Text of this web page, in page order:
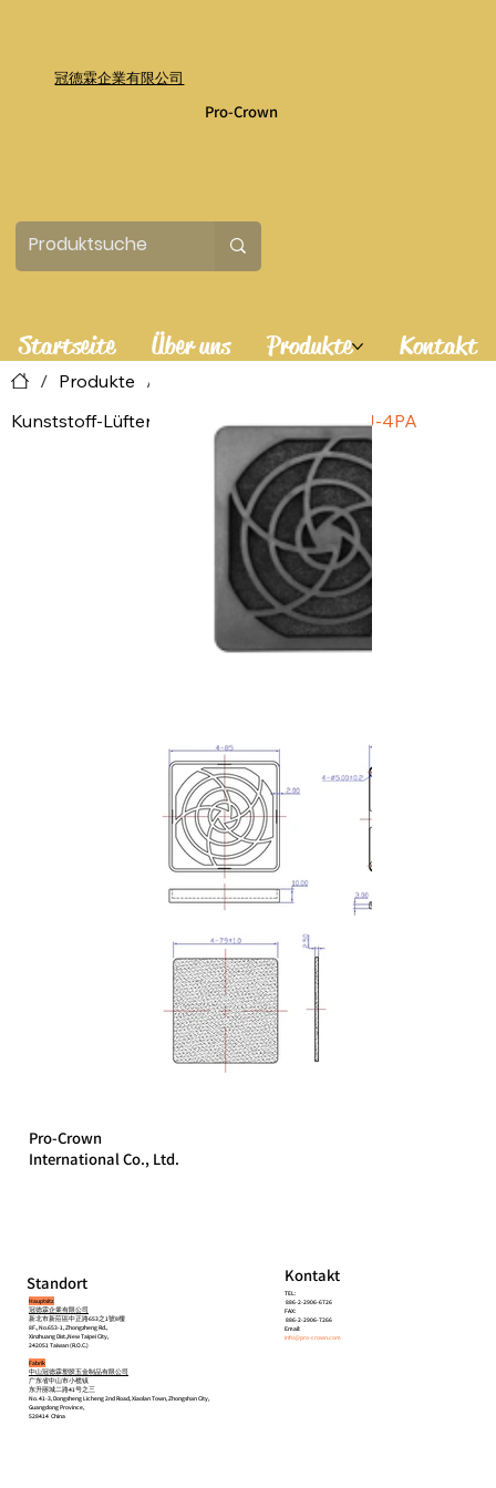
冠德霖企業有限公司
Pro-Crown
Startseite Über uns Produkte Kontakt
/ Produkte /
Kunststoff-Lüfterfilter-Baugruppen / P08J-4PA
Standort
Hauptsitz
冠德霖企業有限公司
新北市新莊區中正路653之1號8樓
8F., No.653-1, Zhongzheng Rd.,
Xinzhuang Dist.,New Taipei City,
242051 Taiwan (R.O.C.)
Fabrik
中山冠德霖塑胶五金制品有限公司
广东省中山市小榄镇
东升丽城二路41号之三
No. 41-3, Dongsheng Licheng 2nd Road, Xiaolan Town, Zhongshan City,
Guangdong Province,
528414 China
Pro-Crown
International Co., Ltd.
Kontakt
TEL:
886-2-2906-6726
FAX:
886-2-2906-7266
Email:
info@pro-crown.com